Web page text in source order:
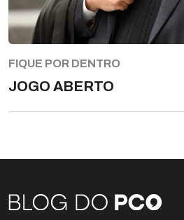
FIQUE POR DENTRO
JOGO ABERTO